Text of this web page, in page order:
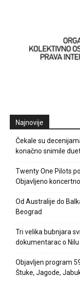
Najnovije
Čekale su
konačno snimile
Twenty One Pilots
Objavljeno
Od Australije do
Beograd
Tri velika bubnjara
dokumentarac o
Objavljen program
Štuke, Jagode,